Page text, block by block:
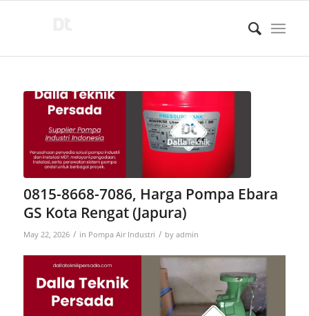
0815-8668-7086, Harga Pompa Ebara
GS Kota Rengat (Japura)
May 22, 2026 / in Pompa Air Industri / by admin